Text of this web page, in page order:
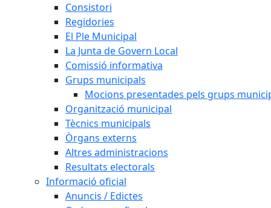
Consistori
Regidories
El Ple Municipal
La Junta de Govern Local
Comissió informativa
Grups municipals
Mocions presentades pels grups
Organització municipal
Tècnics municipals
Òrgans externs
Altres administracions
Resultats electorals
Informació oficial
Anuncis / Edictes